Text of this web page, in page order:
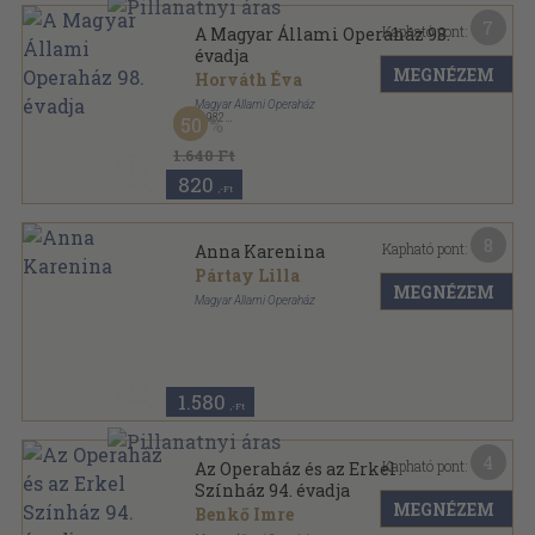
A Magyar Állami Operaház 98.
évadja
Horváth Éva
Magyar Állami Operaház
, 1982
Ragasztott papírkötés
1.640 Ft
50
820 ,-Ft
Kapható pont:
MEGNÉZEM
Anna Karenina
Pártay Lilla
Magyar Állami Operaház
1.580 ,-Ft
Kapható pont:
MEGNÉZEM
Az Operaház és az Erkel
Színház 94. évadja
Benkő Imre
Kapható pont:
MEGNÉZEM